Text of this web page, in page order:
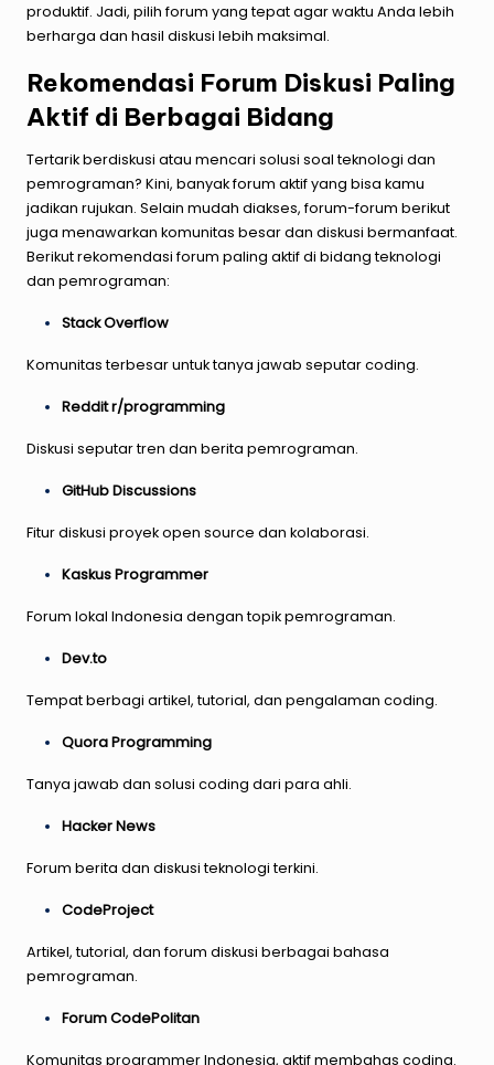
produktif. Jadi, pilih forum yang tepat agar waktu Anda lebih
berharga dan hasil diskusi lebih maksimal.
Rekomendasi Forum Diskusi Paling
Aktif di Berbagai Bidang
Tertarik berdiskusi atau mencari solusi soal teknologi dan
pemrograman? Kini, banyak forum aktif yang bisa kamu
jadikan rujukan. Selain mudah diakses, forum-forum berikut
juga menawarkan komunitas besar dan diskusi bermanfaat.
Berikut rekomendasi forum paling aktif di bidang teknologi
dan pemrograman:
Stack Overflow
Komunitas terbesar untuk tanya jawab seputar coding.
Reddit r/programming
Diskusi seputar tren dan berita pemrograman.
GitHub Discussions
Fitur diskusi proyek open source dan kolaborasi.
Kaskus Programmer
Forum lokal Indonesia dengan topik pemrograman.
Dev.to
Tempat berbagi artikel, tutorial, dan pengalaman coding.
Quora Programming
Tanya jawab dan solusi coding dari para ahli.
Hacker News
Forum berita dan diskusi teknologi terkini.
CodeProject
Artikel, tutorial, dan forum diskusi berbagai bahasa
pemrograman.
Forum CodePolitan
Komunitas programmer Indonesia, aktif membahas coding.